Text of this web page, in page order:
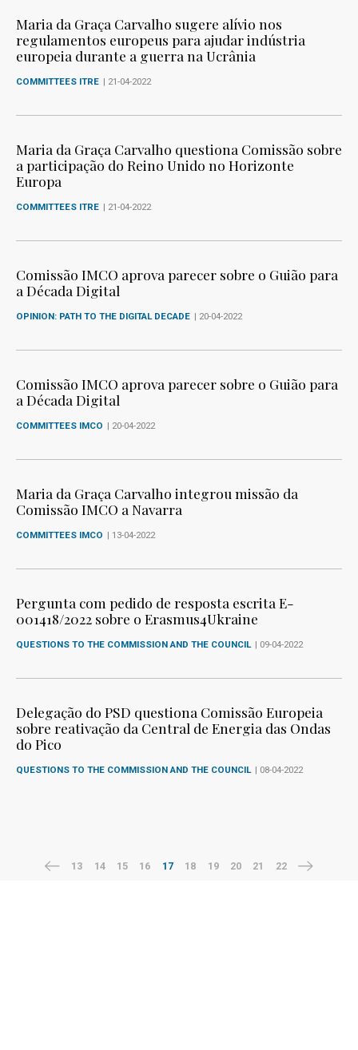
Maria da Graça Carvalho sugere alívio nos
regulamentos europeus para ajudar indústria
europeia durante a guerra na Ucrânia
COMMITTEES ITRE | 21-04-2022
Maria da Graça Carvalho questiona Comissão sobre
a participação do Reino Unido no Horizonte
Europa
COMMITTEES ITRE | 21-04-2022
Comissão IMCO aprova parecer sobre o Guião para
a Década Digital
OPINION: PATH TO THE DIGITAL DECADE | 20-04-2022
Comissão IMCO aprova parecer sobre o Guião para
a Década Digital
COMMITTEES IMCO | 20-04-2022
Maria da Graça Carvalho integrou missão da
Comissão IMCO a Navarra
COMMITTEES IMCO | 13-04-2022
Pergunta com pedido de resposta escrita E-
001418/2022 sobre o Erasmus4Ukraine
QUESTIONS TO THE COMMISSION AND THE COUNCIL | 09-04-2022
Delegação do PSD questiona Comissão Europeia
sobre reativação da Central de Energia das Ondas
do Pico
QUESTIONS TO THE COMMISSION AND THE COUNCIL | 08-04-2022
13 14 15 16 17 18 19 20 21 22